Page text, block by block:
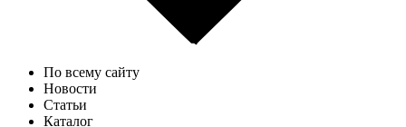
По всему сайту
Новости
Статьи
Каталог